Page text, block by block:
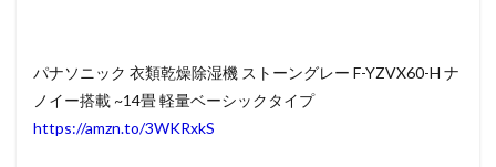
パナソニック 衣類乾燥除湿機 ストーングレー F-YZVX60-H ナ
ノイー搭載 ~14畳 軽量ベーシックタイプ
https://amzn.to/3WKRxkS